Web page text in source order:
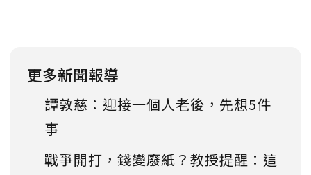
更多新聞報導
譚敦慈：迎接一個人老後，先想5件
事
戰爭開打，錢變廢紙？教授提醒：這